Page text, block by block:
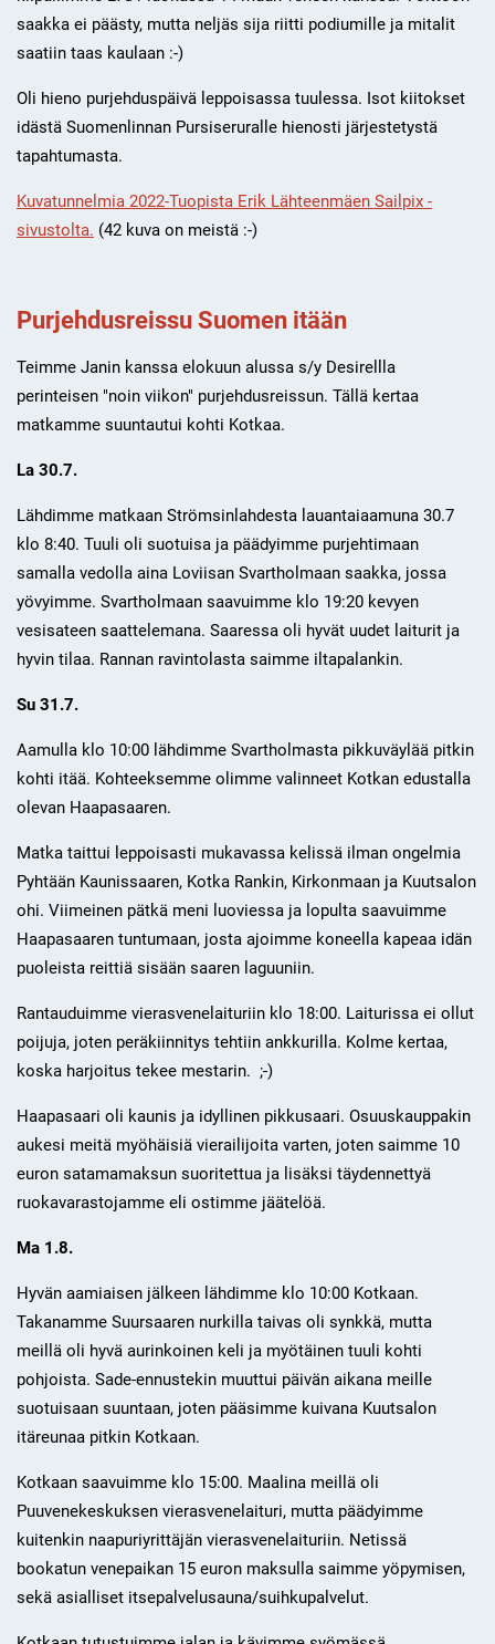
saakka ei päästy, mutta neljäs sija riitti podiumille ja mitalit
saatiin taas kaulaan :-)
Oli hieno purjehduspäivä leppoisassa tuulessa. Isot kiitokset
idästä Suomenlinnan Pursiseruralle hienosti järjestetystä
tapahtumasta.
Kuvatunnelmia 2022-Tuopista Erik Lähteenmäen Sailpix -
sivustolta. (42 kuva on meistä :-)
Purjehdusreissu Suomen itään
Teimme Janin kanssa elokuun alussa s/y Desirellla
perinteisen "noin viikon" purjehdusreissun. Tällä kertaa
matkamme suuntautui kohti Kotkaa.
La 30.7.
Lähdimme matkaan Strömsinlahdesta lauantaiaamuna 30.7
klo 8:40. Tuuli oli suotuisa ja päädyimme purjehtimaan
samalla vedolla aina Loviisan Svartholmaan saakka, jossa
yövyimme. Svartholmaan saavuimme klo 19:20 kevyen
vesisateen saattelemana. Saaressa oli hyvät uudet laiturit ja
hyvin tilaa. Rannan ravintolasta saimme iltapalankin.
Su 31.7.
Aamulla klo 10:00 lähdimme Svartholmasta pikkuväylää pitkin
kohti itää. Kohteeksemme olimme valinneet Kotkan edustalla
olevan Haapasaaren.
Matka taittui leppoisasti mukavassa kelissä ilman ongelmia
Pyhtään Kaunissaaren, Kotka Rankin, Kirkonmaan ja Kuutsalon
ohi. Viimeinen pätkä meni luoviessa ja lopulta saavuimme
Haapasaaren tuntumaan, josta ajoimme koneella kapeaa idän
puoleista reittiä sisään saaren laguuniin.
Rantauduimme vierasvenelaituriin klo 18:00. Laiturissa ei ollut
poijuja, joten peräkiinnitys tehtiin ankkurilla. Kolme kertaa,
koska harjoitus tekee mestarin. ;-)
Haapasaari oli kaunis ja idyllinen pikkusaari. Osuuskauppakin
aukesi meitä myöhäisiä vierailijoita varten, joten saimme 10
euron satamamaksun suoritettua ja lisäksi täydennettyä
ruokavarastojamme eli ostimme jäätelöä.
Ma 1.8.
Hyvän aamiaisen jälkeen lähdimme klo 10:00 Kotkaan.
Takanamme Suursaaren nurkilla taivas oli synkkä, mutta
meillä oli hyvä aurinkoinen keli ja myötäinen tuuli kohti
pohjoista. Sade-ennustekin muuttui päivän aikana meille
suotuisaan suuntaan, joten pääsimme kuivana Kuutsalon
itäreunaa pitkin Kotkaan.
Kotkaan saavuimme klo 15:00. Maalina meillä oli
Puuvenekeskuksen vierasvenelaituri, mutta päädyimme
kuitenkin naapuriyrittäjän vierasvenelaituriin. Netissä
bookatun venepaikan 15 euron maksulla saimme yöpymisen,
sekä asialliset itsepalvelusauna/suihkupalvelut.